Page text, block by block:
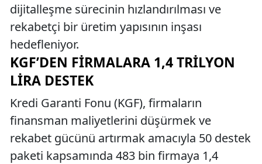
dijitalleşme sürecinin hızlandırılması ve
rekabetçi bir üretim yapısının inşası
hedefleniyor.
KGF’DEN FIRMALARA 1,4 TRILYON
LIRA DESTEK
Kredi Garanti Fonu (KGF), firmaların
finansman maliyetlerini düşürmek ve
rekabet gücünü artırmak amacıyla 50 destek
paketi kapsamında 483 bin firmaya 1,4